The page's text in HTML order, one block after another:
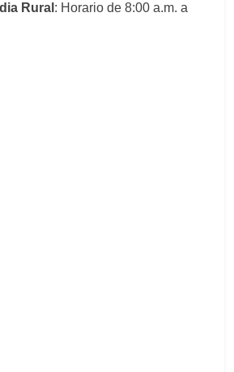
Rural : Horario de 8:00 a.m. a